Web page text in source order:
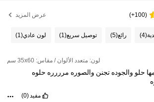
(100+) عرض المزيد
(4) رائع(5) توصيل سريع(1) لون عادي(1)
لون: متعدد الألوان / مقاس: 35x60 سم
حلو والجودهتجنن والصوره مرررره حلوه
مفيد (0)